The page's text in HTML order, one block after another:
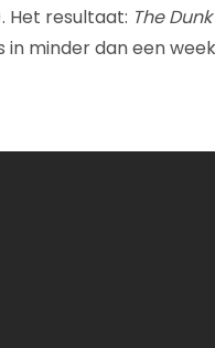
Het resultaat: The
in minder dan een